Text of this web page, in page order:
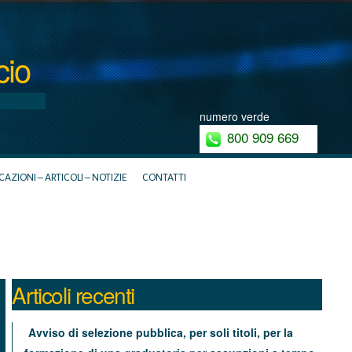
numero verde
800 909 669
– ARTICOLI – NOTIZIE CONTATTI
Articoli recenti
Avviso di selezione pubblica, per soli titoli, per la